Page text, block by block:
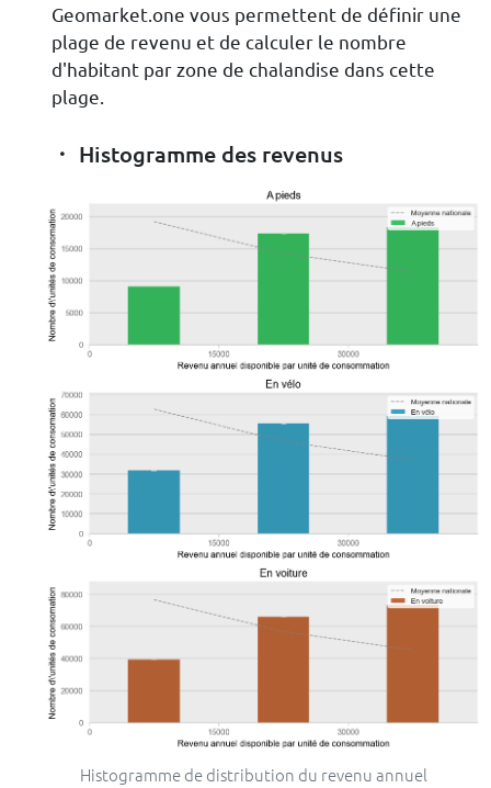
Geomarket.one vous permettent de définir une
plage de revenu et de calculer le nombre
d'habitant par zone de chalandise dans cette
plage.
Histogramme des revenus
Histogramme de distribution du revenu annuel